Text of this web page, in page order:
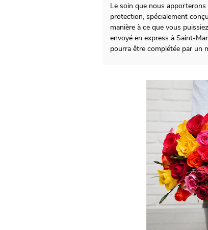
Le soin que nous
protection, spécialement
manière à ce que vous
envoyé en express à Saint-
pourra être complétée par un